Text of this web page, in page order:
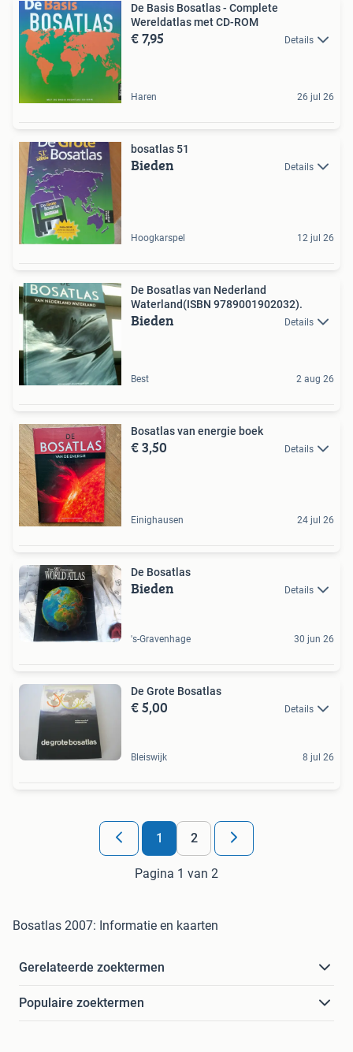
De Basis Bosatlas - Complete
Wereldatlas met CD-ROM
€ 7,95 Details
Haren 26 jul 26
bosatlas 51
Bieden Details
Hoogkarspel 12 jul 26
De Bosatlas van Nederland
Waterland(ISBN 9789001902032).
Bieden Details
Best 2 aug 26
Bosatlas van energie boek
€ 3,50 Details
Einighausen 24 jul 26
De Bosatlas
Bieden Details
's-Gravenhage 30 jun 26
De Grote Bosatlas
€ 5,00 Details
Bleiswijk 8 jul 26
1 2
Pagina 1 van 2
Bosatlas 2007: Informatie en kaarten
Gerelateerde zoektermen
Populaire zoektermen